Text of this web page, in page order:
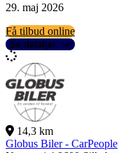
29. maj 2026
Få tilbud online
Se detaljer
14,3 km
Globus Biler - CarPeople